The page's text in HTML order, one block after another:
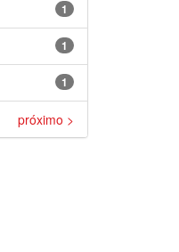
1
1
1
próximo >